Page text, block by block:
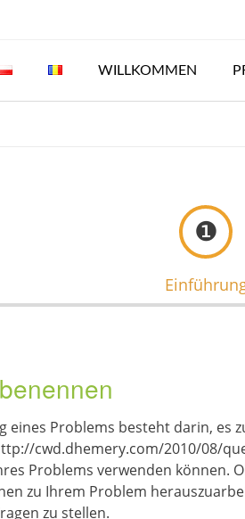
WILLKOMMEN
❶
eines Problems besteht darin, es
cwd.dhemery.com/2010/08/
Problems verwenden können.
zu Ihrem Problem
zu stellen.